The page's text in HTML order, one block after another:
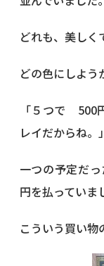
どれも、美し
どの色にしよう
「５つで 500
レイだからね。
一つの予定だ
円を払っていま
こういう買い